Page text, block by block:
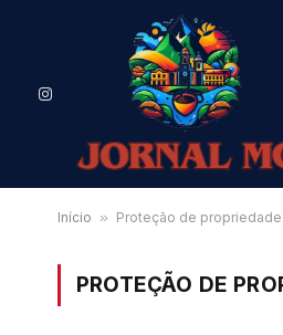
Instagram
Início » Proteção de
PROTEÇÃO DE